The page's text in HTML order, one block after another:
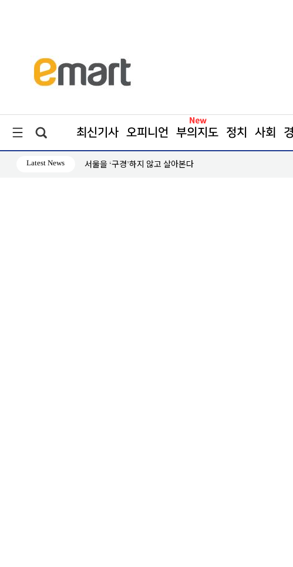
최신기사 오피니언 부의지도 정치 사회
Latest News 서울을 ‘구경’하지 않고 살아본다